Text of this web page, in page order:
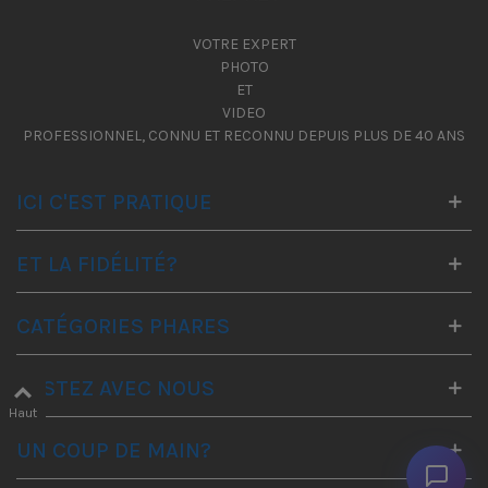
VOTRE EXPERT
PHOTO
ET
VIDEO
PROFESSIONNEL, CONNU ET RECONNU DEPUIS PLUS DE 40 ANS
ICI C'EST PRATIQUE
ET LA FIDÉLITÉ?
CATÉGORIES PHARES
RESTEZ AVEC NOUS
UN COUP DE MAIN?
Haut